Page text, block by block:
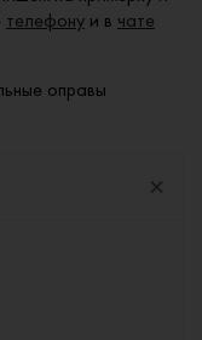
телефону и в чате
оправы